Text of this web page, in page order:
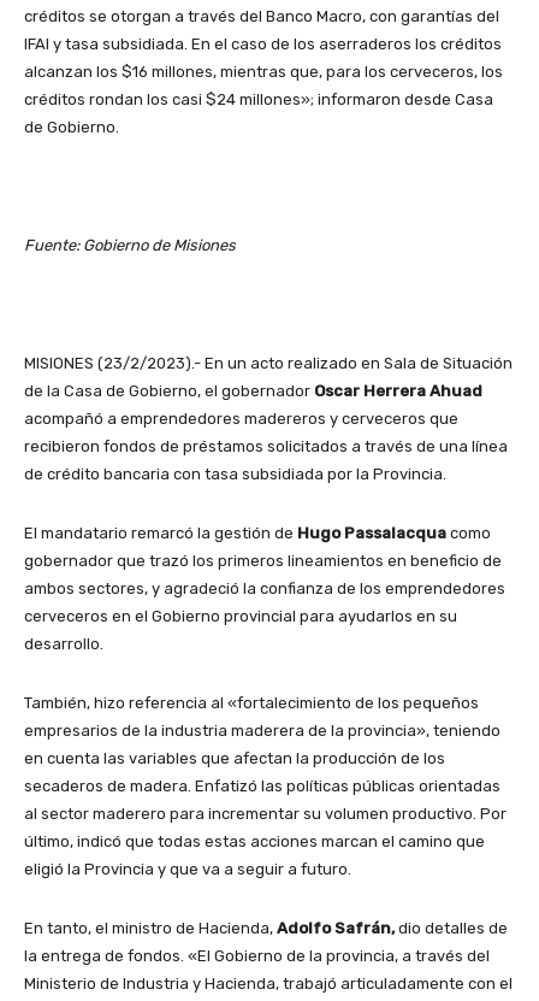
créditos se otorgan a través del Banco Macro, con garantías del
IFAI y tasa subsidiada. En el caso de los aserraderos los créditos
alcanzan los $16 millones, mientras que, para los cerveceros, los
créditos rondan los casi $24 millones»; informaron desde Casa
de Gobierno.
Fuente: Gobierno de Misiones
MISIONES (23/2/2023).- En un acto realizado en Sala de Situación
de la Casa de Gobierno, el gobernador Oscar Herrera Ahuad
acompañó a emprendedores madereros y cerveceros que
recibieron fondos de préstamos solicitados a través de una línea
de crédito bancaria con tasa subsidiada por la Provincia.
El mandatario remarcó la gestión de Hugo Passalacqua como
gobernador que trazó los primeros lineamientos en beneficio de
ambos sectores, y agradeció la confianza de los emprendedores
cerveceros en el Gobierno provincial para ayudarlos en su
desarrollo.
También, hizo referencia al «fortalecimiento de los pequeños
empresarios de la industria maderera de la provincia», teniendo
en cuenta las variables que afectan la producción de los
secaderos de madera. Enfatizó las políticas públicas orientadas
al sector maderero para incrementar su volumen productivo. Por
último, indicó que todas estas acciones marcan el camino que
eligió la Provincia y que va a seguir a futuro.
En tanto, el ministro de Hacienda, Adolfo Safrán,dio detalles de
la entrega de fondos. «El Gobierno de la provincia, a través del
Ministerio de Industria y Hacienda, trabajó articuladamente con el